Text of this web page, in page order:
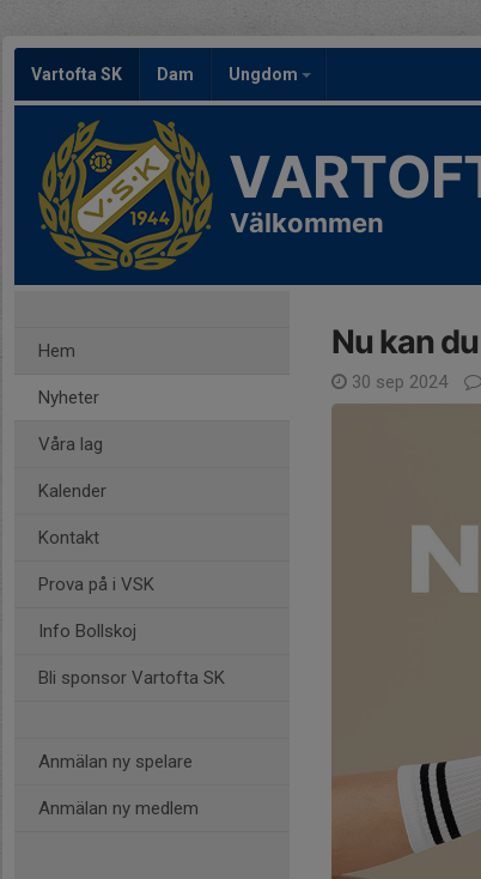
Vartofta SK Dam Ungdom
Välkommen
Hem
Nyheter
Våra lag
Kalender
Kontakt
Prova på i VSK
Info Bollskoj
Bli sponsor Vartofta SK
Anmälan ny spelare
Anmälan ny medlem
Nu kan
30 sep 2024